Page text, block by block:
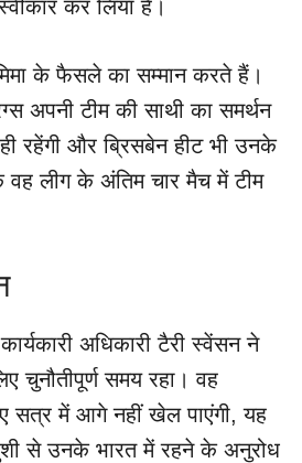
कर लिया है।
के फैसले का सम्मान करते हैं।
अपनी टीम की साथी का समर्थन
रहेंगी और ब्रिसबेन हीट भी उनके
लीग के अंतिम चार मैच में टीम
अधिकारी टैरी स्वेंसन ने
चुनौतीपूर्ण समय रहा। वह
सत्र में आगे नहीं खेल पाएंगी, यह
से उनके भारत में रहने के अनुरोध